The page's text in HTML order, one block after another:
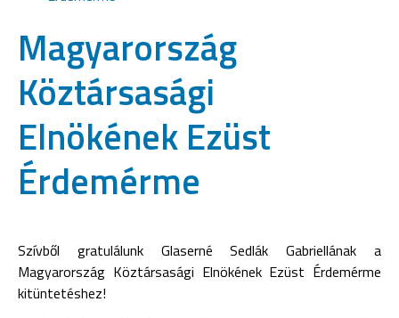
Magyarország
Köztársasági
Elnökének Ezüst
Érdemérme
Szívből gratulálunk Glaserné Sedlák Gabriellának a
Magyarország Köztársasági Elnökének Ezüst Érdemérme
kitüntetéshez!